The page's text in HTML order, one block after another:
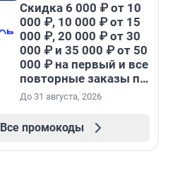
Скидка 6 000 ₽ от 10
000 ₽, 10 000 ₽ от 15
000 ₽, 20 000 ₽ от 30
000 ₽ и 35 000 ₽ от 50
000 ₽ на первый и все
повторные заказы по
промокоду НАБЕРИ
До 31 августа, 2026
Все промокоды